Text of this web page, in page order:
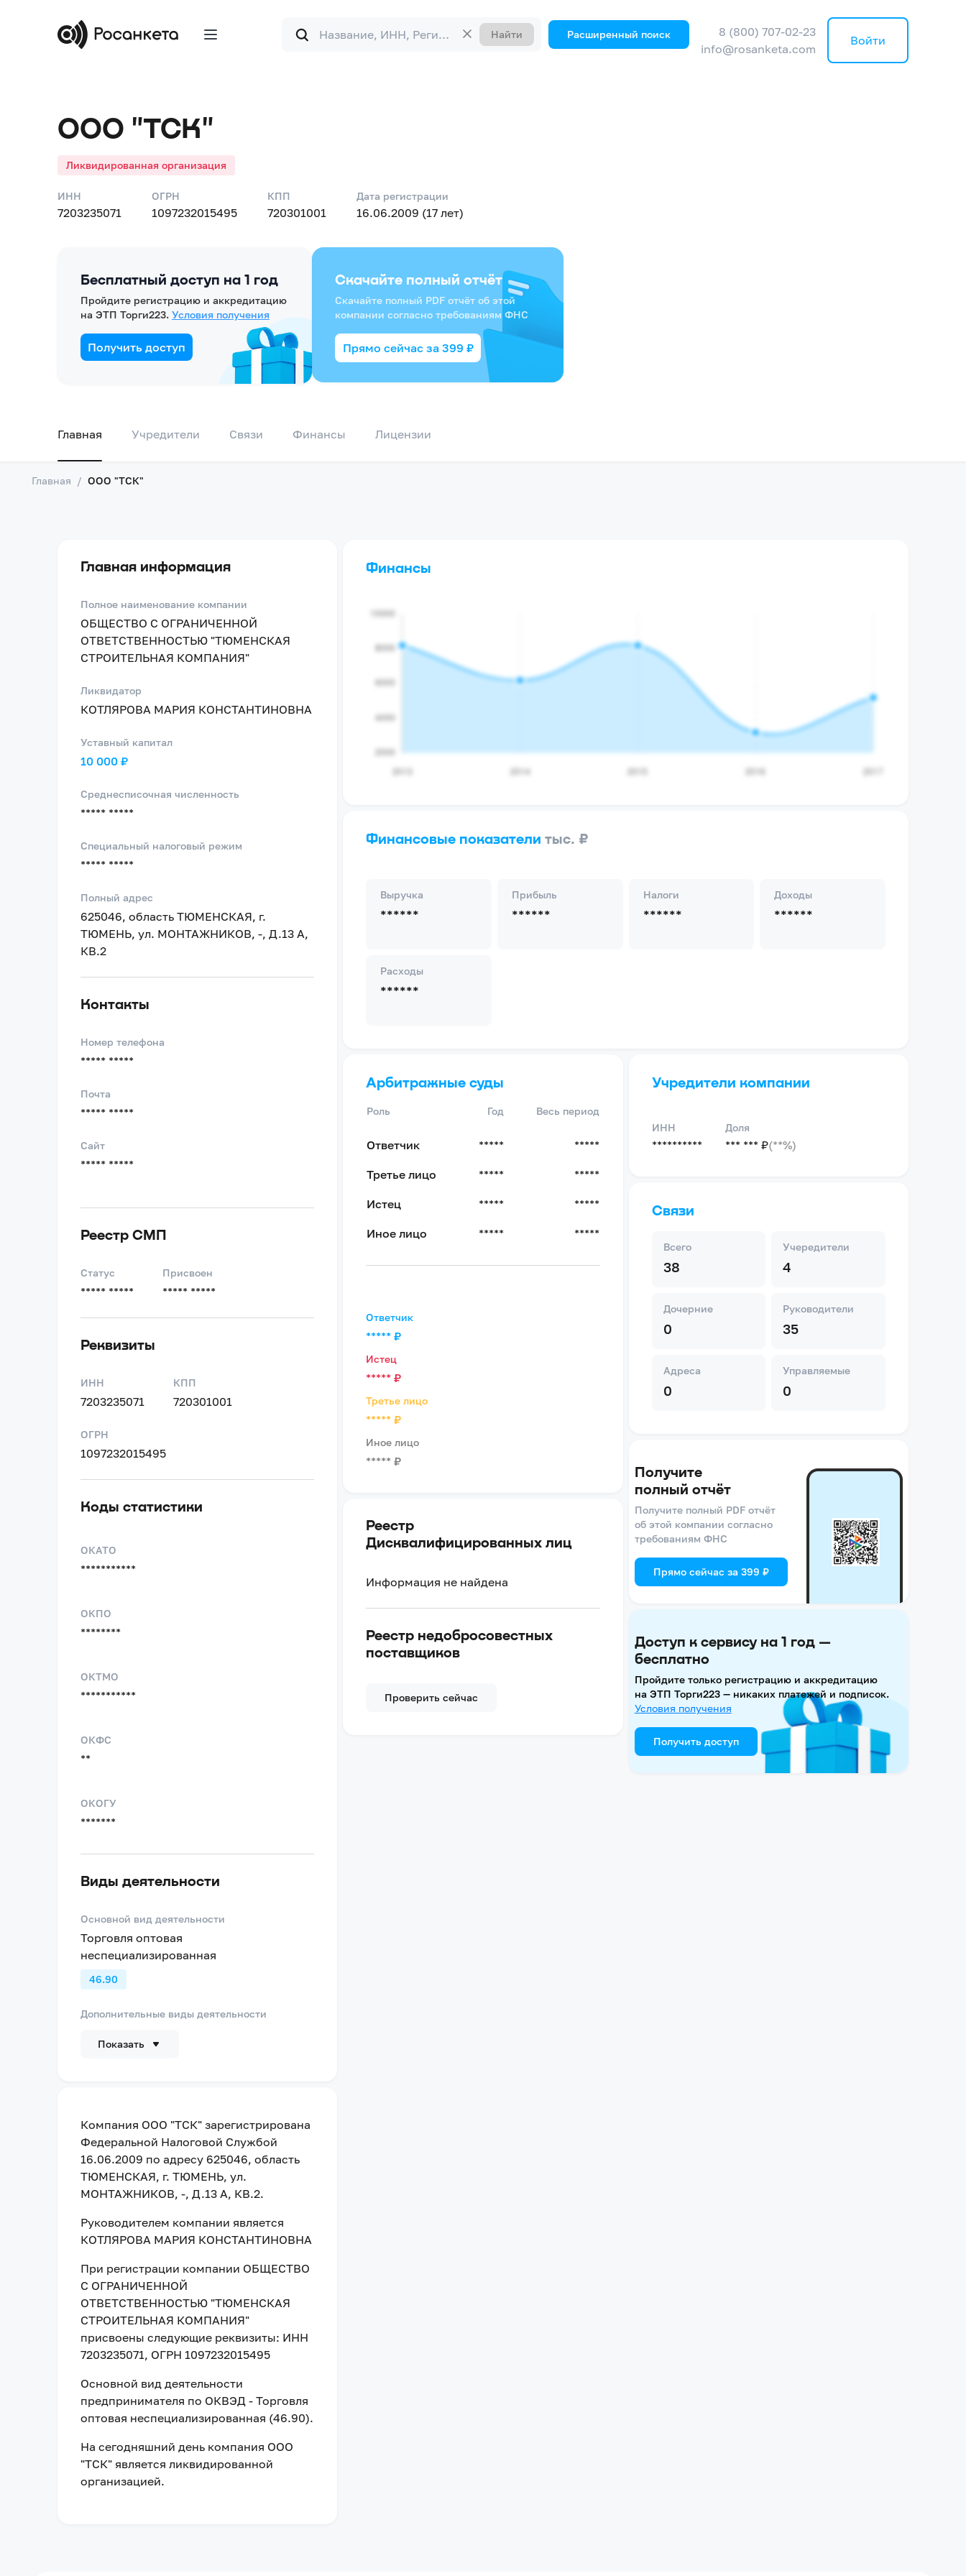
Форма
поиска
Найти Расширенный поиск
8 (800) 707-02-23
info@rosanketa.com
Войти
ООО "ТСК"
Ликвидированная организация
ИНН
7203235071
ОГРН
1097232015495
КПП
720301001
Дата регистрации
16.06.2009 (17 лет)
Бесплатный доступ на 1 год
Пройдите регистрацию и аккредитацию
на ЭТП Торги223. Условия получения
Получить доступ
Скачайте полный отчёт
Скачайте полный PDF отчёт об этой
компании согласно требованиям ФНС
Прямо сейчас за 399 ₽
Главная Учредители Связи Финансы Лицензии
Главная / ООО "ТСК"
Главная информация
Полное наименование компании
ОБЩЕСТВО С ОГРАНИЧЕННОЙ
ОТВЕТСТВЕННОСТЬЮ "ТЮМЕНСКАЯ
СТРОИТЕЛЬНАЯ КОМПАНИЯ"
Ликвидатор
КОТЛЯРОВА МАРИЯ КОНСТАНТИНОВНА
Уставный капитал
10 000 ₽
Среднесписочная численность
***** *****
Специальный налоговый режим
***** *****
Полный адрес
625046, область ТЮМЕНСКАЯ, г.
ТЮМЕНЬ, ул. МОНТАЖНИКОВ, -, Д.13 А,
КВ.2
Контакты
Номер телефона
***** *****
Почта
***** *****
Сайт
***** *****
Реестр СМП
Статус
***** *****
Присвоен
***** *****
Реквизиты
ИНН
7203235071
КПП
720301001
ОГРН
1097232015495
Коды статистики
ОКАТО
***********
ОКПО
********
ОКТМО
***********
ОКФС
**
ОКОГУ
*******
Виды деятельности
Основной вид деятельности
Торговля оптовая
неспециализированная
46.90
Дополнительные виды деятельности
Показать
Компания ООО "ТСК" зарегистрирована
Федеральной Налоговой Службой
16.06.2009 по адресу 625046, область
ТЮМЕНСКАЯ, г. ТЮМЕНЬ, ул.
МОНТАЖНИКОВ, -, Д.13 А, КВ.2.
Руководителем компании является
КОТЛЯРОВА МАРИЯ КОНСТАНТИНОВНА
При регистрации компании ОБЩЕСТВО
С ОГРАНИЧЕННОЙ
ОТВЕТСТВЕННОСТЬЮ "ТЮМЕНСКАЯ
СТРОИТЕЛЬНАЯ КОМПАНИЯ"
присвоены следующие реквизиты: ИНН
7203235071, ОГРН 1097232015495
Основной вид деятельности
предпринимателя по ОКВЭД - Торговля
оптовая неспециализированная (46.90).
На сегодняшний день компания ООО
"ТСК" является ликвидированной
организацией.
Финансы
Финансовые показателитыс. ₽
Выручка
******
Прибыль
******
Налоги
******
Доходы
******
Расходы
******
Арбитражные суды
Роль Год Весь период
Ответчик ***** *****
Третье лицо ***** *****
Истец ***** *****
Иное лицо ***** *****
Ответчик
***** ₽
Истец
***** ₽
Третье лицо
***** ₽
Иное лицо
***** ₽
Реестр
Дисквалифицированных лиц
Информация не найдена
Реестр недобросовестных
поставщиков
Проверить сейчас
Учредители компании
ИНН
**********
Доля
*** *** ₽(**%)
Связи
Всего
38
Учередители
4
Дочерние
0
Руководители
35
Адреса
0
Управляемые
0
Получите
полный отчёт
Получите полный PDF отчёт
об этой компании согласно
требованиям ФНС
Прямо сейчас за 399 ₽
Доступ к сервису на 1 год —
бесплатно
Пройдите только регистрацию и аккредитацию
на ЭТП Торги223 — никаких платежей и подписок.
Условия получения
Получить доступ